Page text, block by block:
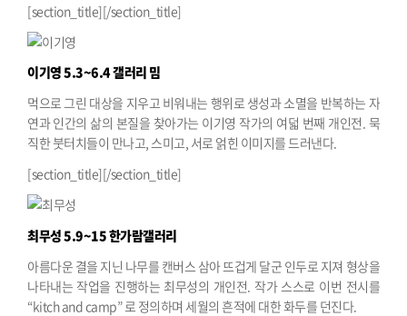
[section_title][/section_title]
이기영5.3~6.4 갤러리 밈
먹으로 그린 대상을 지우고 비워내는 행위로 생성과 소멸을 반복하는 자
연과 인간의 삶의 본질을 찾아가는 이기영 작가의 여덟 번째 개인전. 묵
직한 붓터치들이 만나고, 스미고, 서로 얽힌 이미지를 드러낸다.
[section_title][/section_title]
최무성5.9~15 한가람갤러리
아름다운 결을 지닌 나무를 캔버스 삼아 뜨겁게 달군 인두로 지져 형상을
나타내는 작업을 진행하는 최무성의 개인전. 작가 스스로 이번 전시를
“kitch and camp” 로 정의하며 세월의 흔적에 대한 화두를 던진다.